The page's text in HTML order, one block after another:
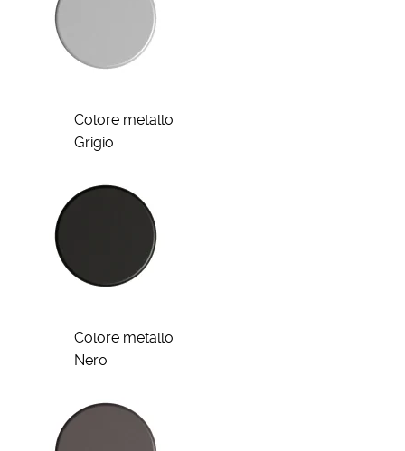
Colore metallo
Grigio
Colore metallo
Nero